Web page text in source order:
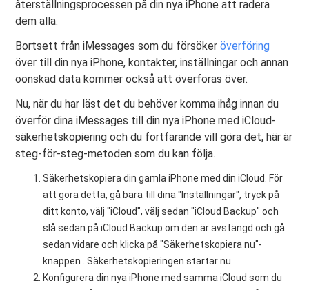
återställningsprocessen på din nya iPhone att radera
dem alla.
Bortsett från iMessages som du försökeröverföring
över till din nya iPhone, kontakter, inställningar och annan
oönskad data kommer också att överföras över.
Nu, när du har läst det du behöver komma ihåg innan du
överför dina iMessages till din nya iPhone med iCloud-
säkerhetskopiering och du fortfarande vill göra det, här är
steg-för-steg-metoden som du kan följa.
Säkerhetskopiera din gamla iPhone med din iCloud. För
att göra detta, gå bara till dina "Inställningar", tryck på
ditt konto, välj "iCloud", välj sedan "iCloud Backup" och
slå sedan på iCloud Backup om den är avstängd och gå
sedan vidare och klicka på "Säkerhetskopiera nu"-
knappen . Säkerhetskopieringen startar nu.
Konfigurera din nya iPhone med samma iCloud som du